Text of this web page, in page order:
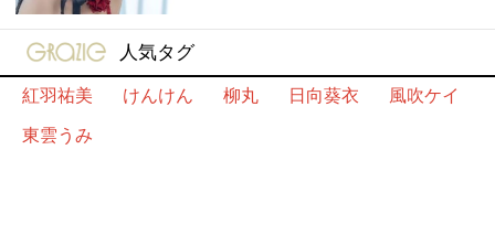
gravure-grazie
人気タグ
紅羽祐美
けんけん 柳丸 日向葵衣
風吹ケイ
東雲うみ